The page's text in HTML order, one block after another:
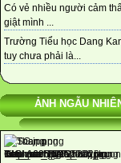
Có vẻ nhiều người cảm
giật mình ...
Trường Tiểu học Dang
tuy chưa phải là...
ẢNH NGẪU